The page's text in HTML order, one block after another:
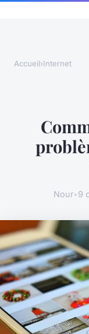
Accueil›Internet
Nour•9